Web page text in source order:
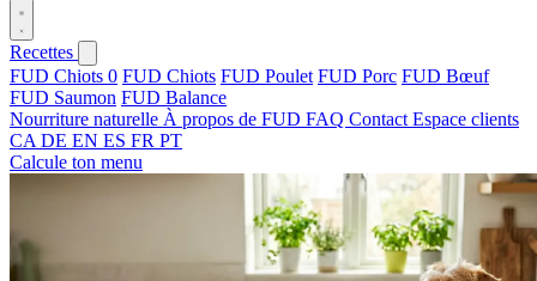
Recettes
FUD Chiots 0 FUD Chiots FUD Poulet FUD Porc FUD Bœuf
FUD Saumon FUD Balance
Nourriture naturelle À propos de FUD FAQ Contact Espace clients
CA DE EN ES FR PT
Calcule ton menu